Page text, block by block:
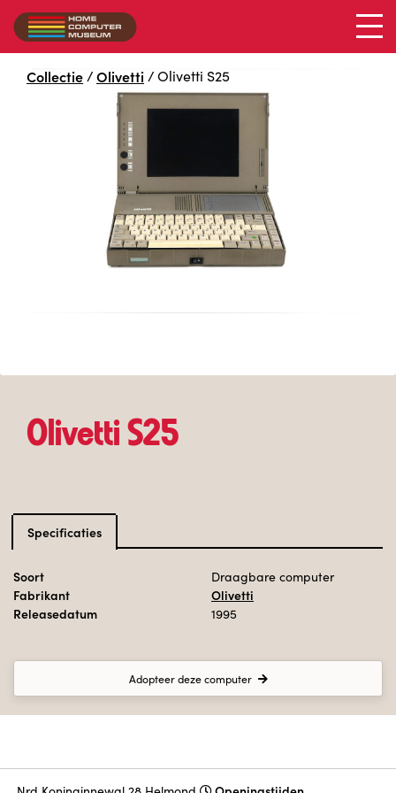
Collectie /Olivetti /Olivetti S25
Olivetti S25
Specificaties
Soort Draagbare computer
Fabrikant
Olivetti
Releasedatum
1995
Adopteer deze computer